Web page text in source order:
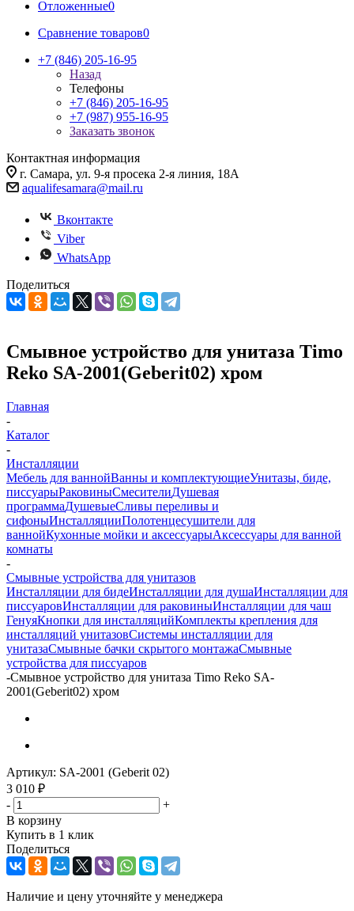
Отложенные0
Сравнение товаров0
+7 (846) 205-16-95
Назад
Телефоны
+7 (846) 205-16-95
+7 (987) 955-16-95
Заказать звонок
Контактная информация
г. Самара, ул. 9-я просека 2-я линия, 18А
aqualifesamara@mail.ru
Вконтакте
Viber
WhatsApp
Поделиться
Смывное устройство для унитаза Timo
Reko SA-2001(Geberit02) хром
Главная
-
Каталог
-
Инсталляции
Мебель для ваннойВанны и комплектующиеУнитазы, биде,
писсуарыРаковиныСмесителиДушевая
программаДушевыеСливы переливы и
сифоныИнсталляцииПолотенцесушители для
ваннойКухонные мойки и аксессуарыАксессуары для ванной
комнаты
-
Смывные устройства для унитазов
Инсталляции для бидеИнсталляции для душаИнсталляции для
писсуаровИнсталляции для раковиныИнсталляции для чаш
ГенуяКнопки для инсталляцийКомплекты крепления для
инсталляций унитазовСистемы инсталляции для
унитазаСмывные бачки скрытого монтажаСмывные
устройства для писсуаров
-Смывное устройство для унитаза Timo Reko SA-
2001(Geberit02) хром
Артикул: SA-2001 (Geberit 02)
3 010 ₽
-
+
В корзину
Купить в 1 клик
Поделиться
Наличие и цену уточняйте у менеджера